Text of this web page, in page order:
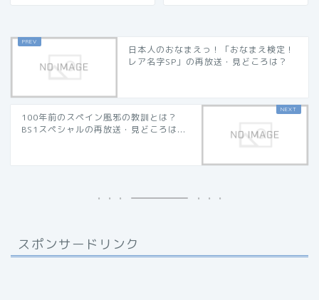
日本人のおなまえっ！「おなまえ検定！
レア名字SP」の再放送・見どころは？
100年前のスペイン風邪の教訓とは？
BS1スペシャルの再放送・見どころは...
スポンサードリンク